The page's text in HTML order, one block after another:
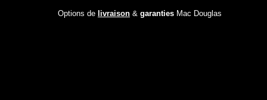
Options de livraison & garanties Mac Douglas